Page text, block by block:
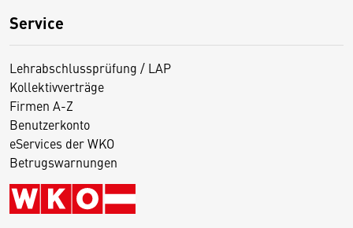
Service
Lehrabschlussprüfung / LAP
Kollektivverträge
Firmen A-Z
Benutzerkonto
eServices der WKO
Betrugswarnungen